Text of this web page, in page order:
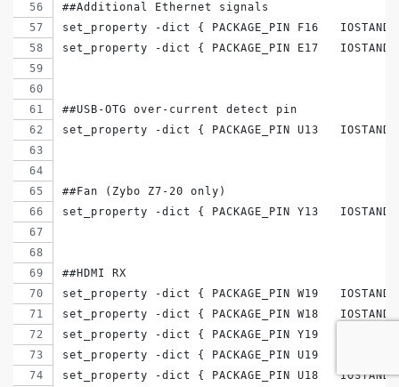
##Additional Ethernet signals
set_property -dict { PACKAGE_PIN F16
set_property -dict { PACKAGE_PIN E17
##USB-OTG over-current detect pin
set_property -dict { PACKAGE_PIN U13
##Fan (Zybo Z7-20 only)
set_property -dict { PACKAGE_PIN Y13
##HDMI RX
set_property -dict { PACKAGE_PIN W19
set_property -dict { PACKAGE_PIN W18
set_property -dict { PACKAGE_PIN Y19
set_property -dict { PACKAGE_PIN U19
set_property -dict { PACKAGE_PIN U18